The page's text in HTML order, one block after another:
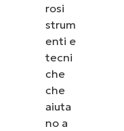
rosi
strum
enti e
tecni
che
che
aiuta
no a